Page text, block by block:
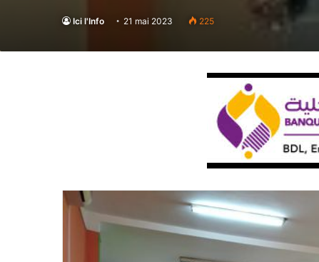
Ici l'Info 21 mai 2023 225